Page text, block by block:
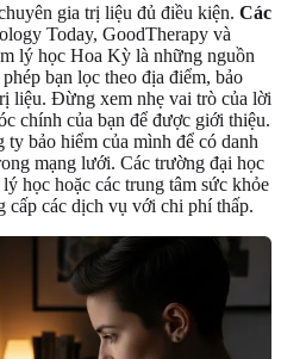
gia trị liệu đủ điều kiện. Các
Today, GoodTherapy và
lý học Hoa Kỳ là những nguồn
bạn lọc theo địa điểm, bảo
liệu. Đừng xem nhẹ vai trò của lời
chính của bạn để được giới thiệu.
bảo hiểm của mình để có danh
mạng lưới. Các trường đại học
học hoặc các trung tâm sức khỏe
cấp các dịch vụ với chi phí thấp.